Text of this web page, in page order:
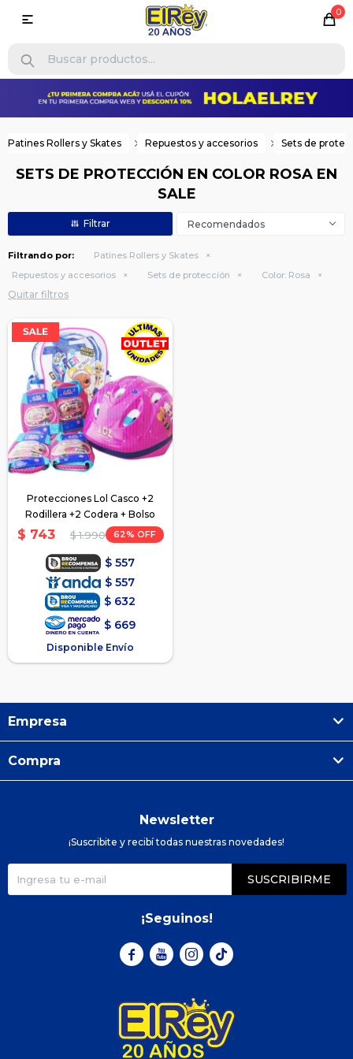
0

Patines Rollers y Skates Repuestos y accesorios Sets de
SETS DE PROTECCIÓN EN COLOR ROSA EN
SALE
Recomendados
Filtrando por:
Patines Rollers y Skates
Repuestos y accesorios
Sets de protección Color: Rosa
Quitar filtros
Protecciones Lol Casco +2
Rodillera +2 Codera + Bolso
$ 743 $ 1.990 62
$ 557
$ 557
$ 632
$ 669
Disponible Envío
Empresa
Compra
Newsletter
¡Suscribite y recibí todas nuestras novedades!
SUSCRIBIRME
¡Seguinos!
  